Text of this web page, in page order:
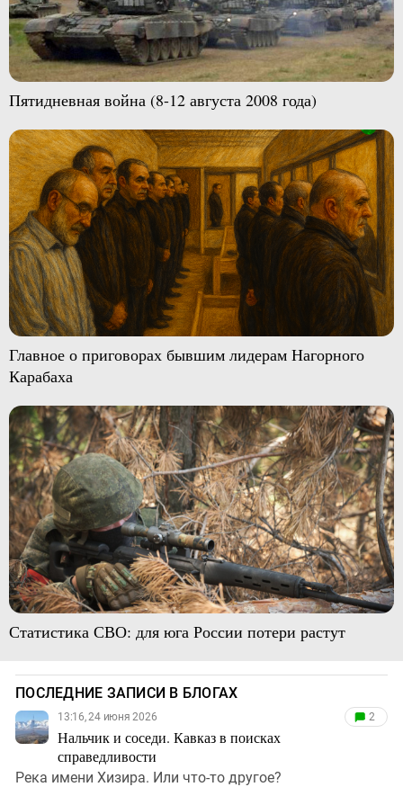
Пятидневная война (8-12 августа 2008 года)
Главное о приговорах бывшим лидерам Нагорного
Карабаха
Статистика СВО: для юга России потери растут
ПОСЛЕДНИЕ ЗАПИСИ В БЛОГАХ
13:16, 24 июня 2026
Нальчик и соседи. Кавказ в поисках
справедливости
2
Река имени Хизира. Или что-то другое?